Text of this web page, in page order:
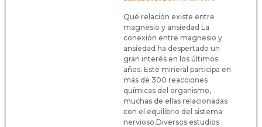
Qué relación existe entre
magnesio y ansiedad La
conexión entre magnesio y
ansiedad ha despertado un
gran interés en los últimos
años. Este mineral participa en
más de 300 reacciones
químicas del organismo,
muchas de ellas relacionadas
con el equilibrio del sistema
nervioso.Diversos estudios